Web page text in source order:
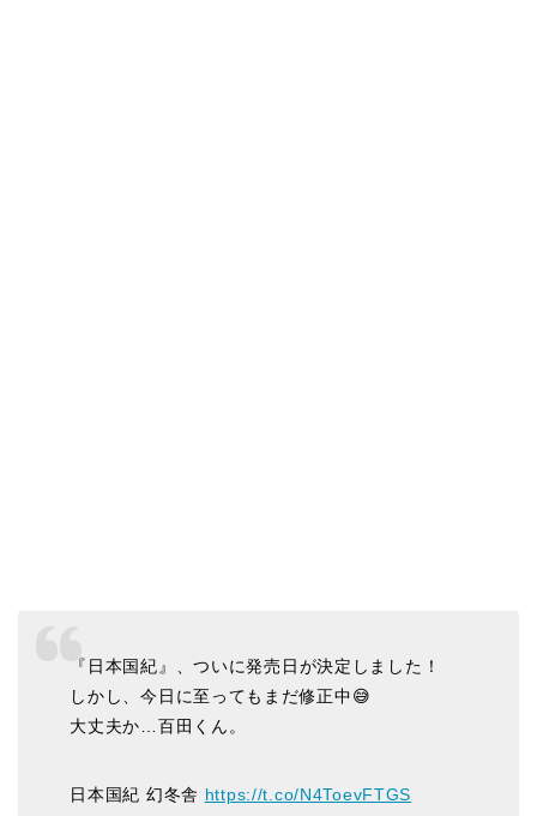
『日本国紀』、ついに発売日が決定しました！
しかし、今日に至ってもまだ修正中😅
大丈夫か…百田くん。
日本国紀 幻冬舎 https://t.co/N4ToevFTGS